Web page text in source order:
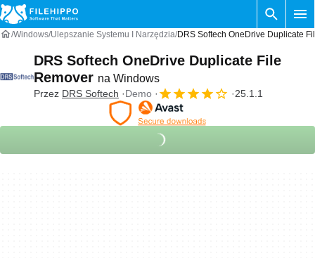
Windows Ulepszanie Systemu I Narzędzia DRS Softech OneDrive Duplicate
DRS Softech OneDrive Duplicate File
Remover na Windows
Przez DRS Softech Demo 25.1.1